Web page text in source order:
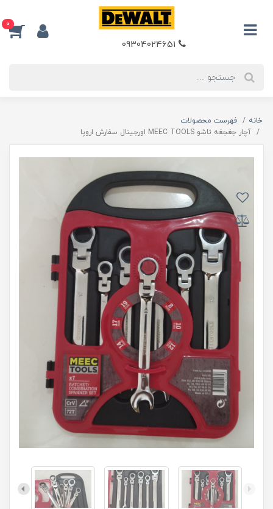
0
خانه
فهرست محصولات
آچار جغجغه تاشو MEEC TOOLS اورجينال سفارش اروپا